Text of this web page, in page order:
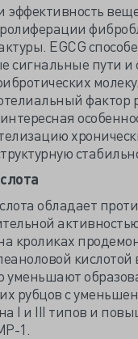
эффективность
EGCG
сигнальные пути и
фактор
обладает
кроликах
кислотой
уменьшают
рубцов с
I и III типов и
1.